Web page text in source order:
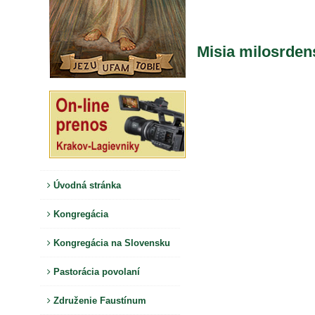
Úvodná stránka
Kongregácia
Kongregácia na Slovensku
Pastorácia povolaní
Združenie Faustínum
Misia